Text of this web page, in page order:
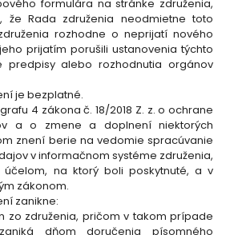
formulára na stránke združenia,
že Rada združenia neodmietne toto
rozhodne o neprijatí nového
prijatím porušili ustanovenia týchto
predpisy alebo rozhodnutia orgánov
je bezplatné.
4 zákona č. 18/2018 Z. z. o ochrane
a o zmene a doplnení niektorých
znení berie na vedomie spracúvanie
v informačnom systéme združenia,
na ktorý boli poskytnuté, a v
zákonom.
zanikne:
zo združenia, pričom v takom prípade
dňom doručenia písomného